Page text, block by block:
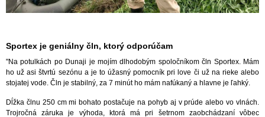
Sportex je geniálny čln, ktorý odporúčam
"Na potulkách po Dunaji je mojím dlhodobým spoločníkom čln Sportex. Mám
ho už asi štvrtú sezónu a je to úžasný pomocník pri love či už na rieke alebo
stojatej vode. Čln je stabilný, za 7 minút ho mám nafúkaný a hlavne je ľahký.
Dĺžka člnu 250 cm mi bohato postačuje na pohyb aj v prúde alebo vo vlnách.
Trojročná záruka je výhoda, ktorá má pri šetrnom zaobchádzaní vôbec